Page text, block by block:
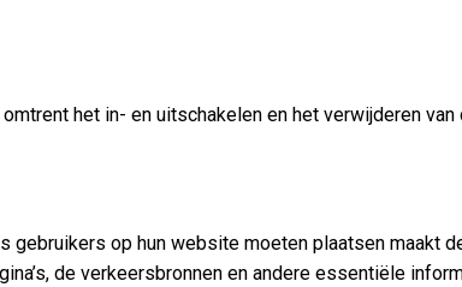
het in- en uitschakelen en het verwijderen
op hun website moeten plaatsen maakt
de verkeersbronnen en andere essentiële